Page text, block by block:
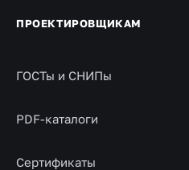
ПРОЕКТИРОВЩИКАМ
ГОСТы и СНИПы
PDF-каталоги
Сертификаты